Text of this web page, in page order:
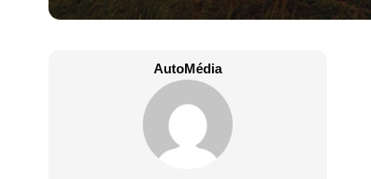
AutoMédia